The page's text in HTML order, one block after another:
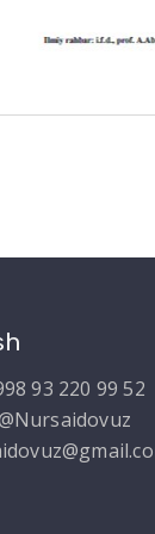
93 220 99 52